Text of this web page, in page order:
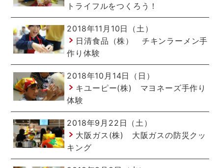
トライフルをつくろう！
2018年11月10日（土）
日清食品（株） チキンラーメン手
作り体験
2018年10月14日（日）
キユーピー(株) マヨネーズ手作り
体験
2018年9月22日（土）
大阪ガス(株) 大阪ガスの防災クッ
キング